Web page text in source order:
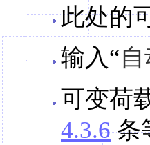
此处的
输入“
可变荷
4.3.6条